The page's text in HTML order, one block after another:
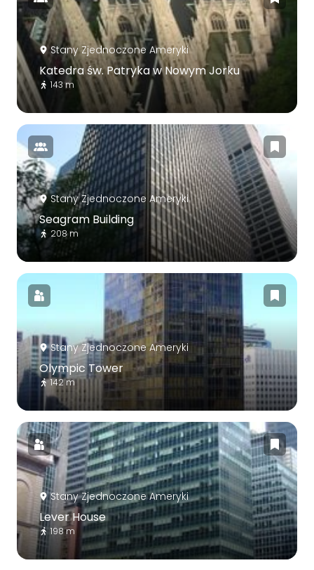
Stany Zjednoczone Ameryki
Katedra św. Patryka w Nowym Jorku
143 m
Stany Zjednoczone Ameryki
Seagram Building
208 m
Stany Zjednoczone Ameryki
Olympic Tower
142 m
Stany Zjednoczone Ameryki
Lever House
198 m